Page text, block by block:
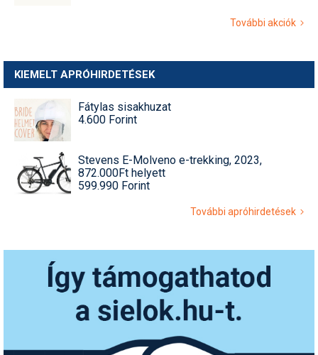
További akciók
KIEMELT APRÓHIRDETÉSEK
Fátylas sisakhuzat
4.600 Forint
Stevens E-Molveno e-trekking, 2023,
872.000Ft helyett
599.990 Forint
További apróhirdetések